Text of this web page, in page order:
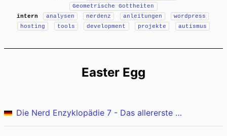
Geometrische Gottheiten
intern
analysen nerdenz anleitungen
wordpress
hosting
tools development projekte autismus
Easter Egg
Die Nerd Enzyklopädie 7 - Das allererste Easter-Egg